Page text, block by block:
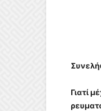
Γιατί